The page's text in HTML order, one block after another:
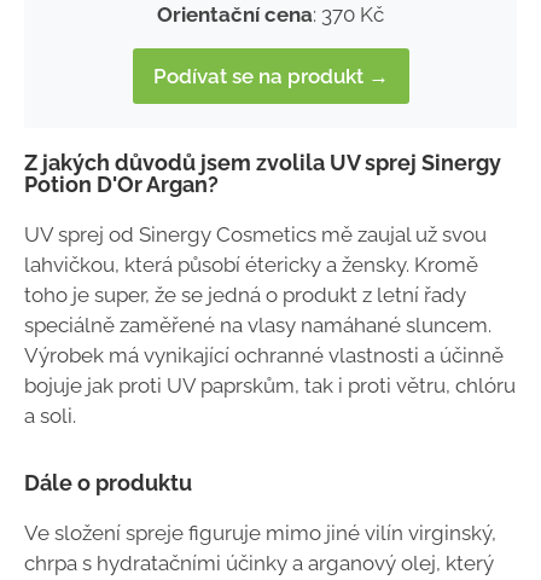
Orientační cena: 370 Kč
Podívat se na produkt →
Z jakých důvodů jsem zvolila UV sprej Sinergy
Potion D'Or Argan?
UV sprej od Sinergy Cosmetics mě zaujal už svou
lahvičkou, která působí étericky a žensky. Kromě
toho je super, že se jedná o produkt z letní řady
speciálně zaměřené na vlasy namáhané sluncem.
Výrobek má vynikající ochranné vlastnosti a účinně
bojuje jak proti UV paprskům, tak i proti větru, chlóru
a soli.
Dále o produktu
Ve složení spreje figuruje mimo jiné vilín virginský,
chrpa s hydratačními účinky a arganový olej, který